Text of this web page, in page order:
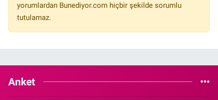
yorumlardan Bunediyor.com hiçbir şekilde sorumlu
tutulamaz.
Anket